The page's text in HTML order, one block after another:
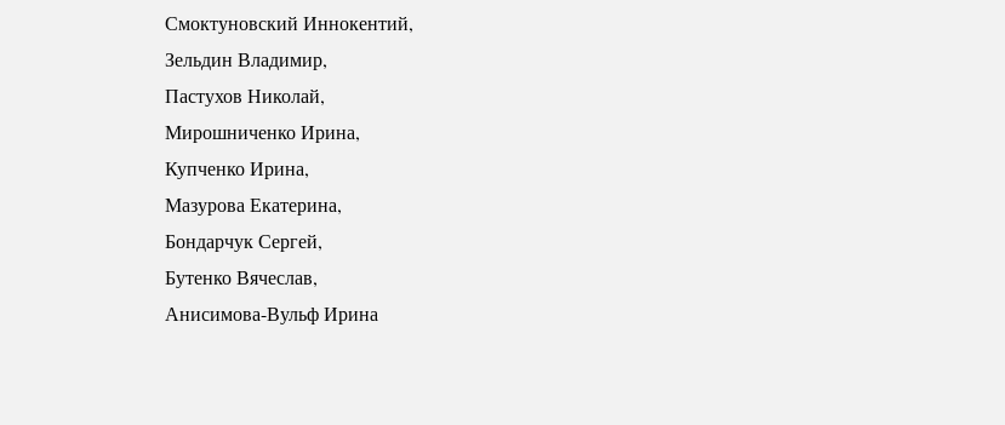
Смоктуновский Иннокентий,
Зельдин Владимир,
Пастухов Николай,
Мирошниченко Ирина,
Купченко Ирина,
Мазурова Екатерина,
Бондарчук Сергей,
Бутенко Вячеслав,
Анисимова-Вульф Ирина